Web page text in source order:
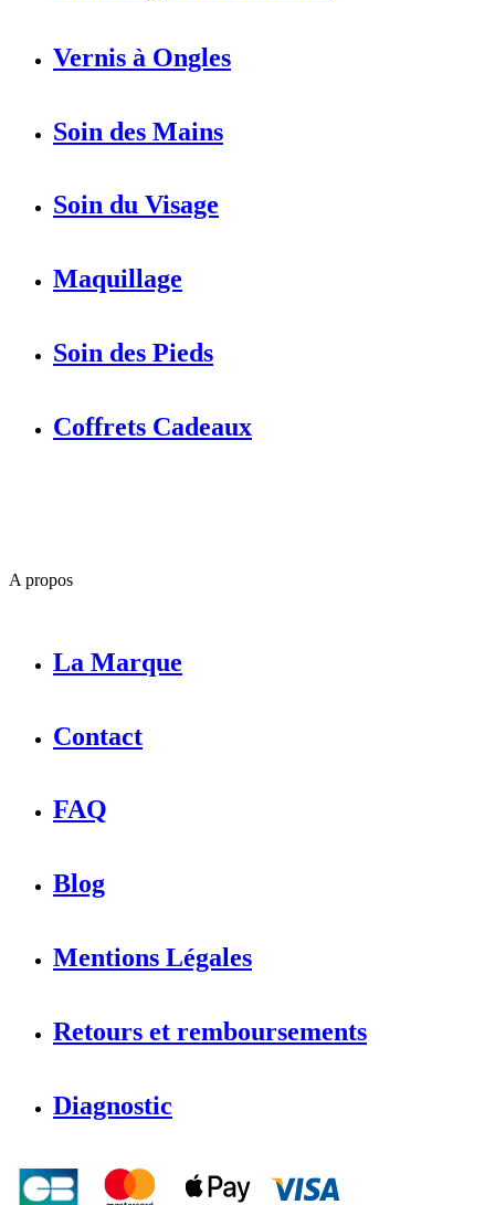
Vernis à Ongles
Soin des Mains
Soin du Visage
Maquillage
Soin des Pieds
Coffrets Cadeaux
A propos
La Marque
Contact
FAQ
Blog
Mentions Légales
Retours et remboursements
Diagnostic